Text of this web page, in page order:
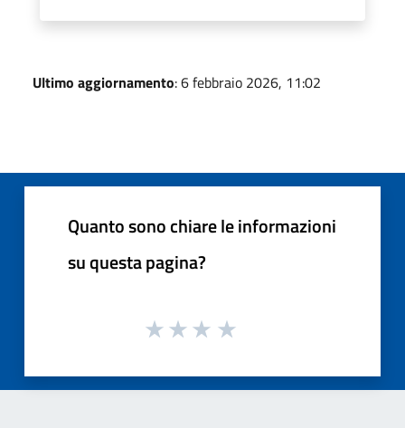
Ultimo aggiornamento: 6 febbraio 2026, 11:02
Quanto sono chiare le informazioni
su questa pagina?